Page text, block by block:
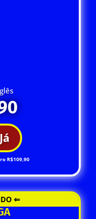
R$109,90
⇐